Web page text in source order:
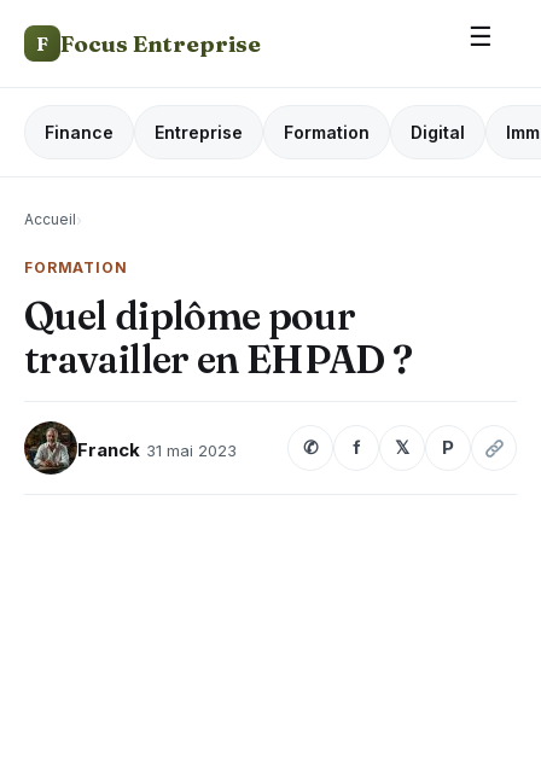
F Focus Entreprise ☰
Finance Entreprise Formation Digital
Accueil›
FORMATION
Quel diplôme pour
travailler en EHPAD ?
Franck 31 mai 2023 ✆ f 𝕏 P